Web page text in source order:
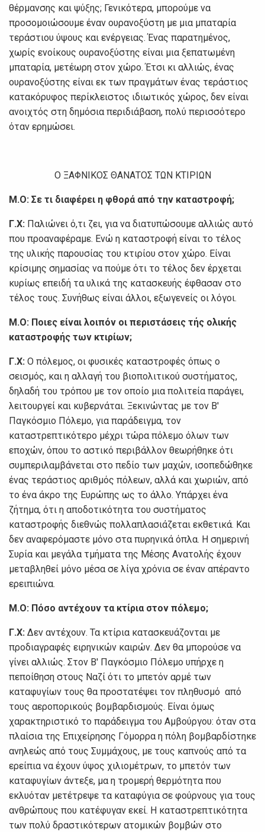
θέρμανσης και ψύξης; Γενικότερα, μπορούμε να
προσομοιώσουμε έναν ουρανοξύστη με μια μπαταρία
τεράστιου ύψους και ενέργειας. Ένας παρατημένος,
χωρίς ενοίκους ουρανοξύστης είναι μια ξεπατωμένη
μπαταρία, μετέωρη στον χώρο. Έτσι κι αλλιώς, ένας
ουρανοξύστης είναι εκ των πραγμάτων ένας τεράστιος
κατακόρυφος περίκλειστος ιδιωτικός χώρος, δεν είναι
ανοιχτός στη δημόσια περιδιάβαση, πολύ περισσότερο
όταν ερημώσει.
Ο ΞΑΦΝΙΚΟΣ ΘΑΝΑΤΟΣ ΤΩΝ ΚΤΙΡΙΩΝ
Μ.Ο: Σε τι διαφέρει η φθορά από την καταστροφή;
Γ.Χ: Παλιώνει ό,τι ζει, για να διατυπώσουμε αλλιώς αυτό
που προαναφέραμε. Ενώ η καταστροφή είναι το τέλος
της υλικής παρουσίας του κτιρίου στον χώρο. Είναι
κρίσιμης σημασίας να πούμε ότι το τέλος δεν έρχεται
κυρίως επειδή τα υλικά της κατασκευής έφθασαν στο
τέλος τους. Συνήθως είναι άλλοι, εξωγενείς οι λόγοι.
Μ.Ο: Ποιες είναι λοιπόν οι περιστάσεις τής ολικής
καταστροφής των κτιρίων;
Γ.Χ: Ο πόλεμος, οι φυσικές καταστροφές όπως ο
σεισμός, και η αλλαγή του βιοπολιτικού συστήματος,
δηλαδή του τρόπου με τον οποίο μια πολιτεία παράγει,
λειτουργεί και κυβερνάται. Ξεκινώντας με τον Β'
Παγκόσμιο Πόλεμο, για παράδειγμα, τον
καταστρεπτικότερο μέχρι τώρα πόλεμο όλων των
εποχών, όπου το αστικό περιβάλλον θεωρήθηκε ότι
συμπεριλαμβάνεται στο πεδίο των μαχών, ισοπεδώθηκε
ένας τεράστιος αριθμός πόλεων, αλλά και χωριών, από
το ένα άκρο της Ευρώπης ως το άλλο. Υπάρχει ένα
ζήτημα, ότι η αποδοτικότητα του συστήματος
καταστροφής διεθνώς πολλαπλασιάζεται εκθετικά. Και
δεν αναφερόμαστε μόνο στα πυρηνικά όπλα. Η σημερινή
Συρία και μεγάλα τμήματα της Μέσης Ανατολής έχουν
μεταβληθεί μόνο μέσα σε λίγα χρόνια σε έναν απέραντο
ερειπιώνα.
Μ.Ο: Πόσο αντέχουν τα κτίρια στον πόλεμο;
Γ.Χ: Δεν αντέχουν. Τα κτίρια κατασκευάζονται με
προδιαγραφές ειρηνικών καιρών. Δεν θα μπορούσε να
γίνει αλλιώς. Στον Β' Παγκόσμιο Πόλεμο υπήρχε η
πεποίθηση στους Ναζί ότι το μπετόν αρμέ των
καταφυγίων τους θα προστατέψει τον πληθυσμό από
τους αεροπορικούς βομβαρδισμούς. Είναι όμως
χαρακτηριστικό το παράδειγμα του Αμβούργου: όταν στα
πλαίσια της Επιχείρησης Γόμορρα η πόλη βομβαρδίστηκε
ανηλεώς από τους Συμμάχους, με τους καπνούς από τα
ερείπια να έχουν ύψος χιλιομέτρων, το μπετόν των
καταφυγίων άντεξε, μα η τρομερή θερμότητα που
εκλυόταν μετέτρεψε τα καταφύγια σε φούρνους για τους
ανθρώπους που κατέφυγαν εκεί. Η καταστρεπτικότητα
των πολύ δραστικότερων ατομικών βομβών στο